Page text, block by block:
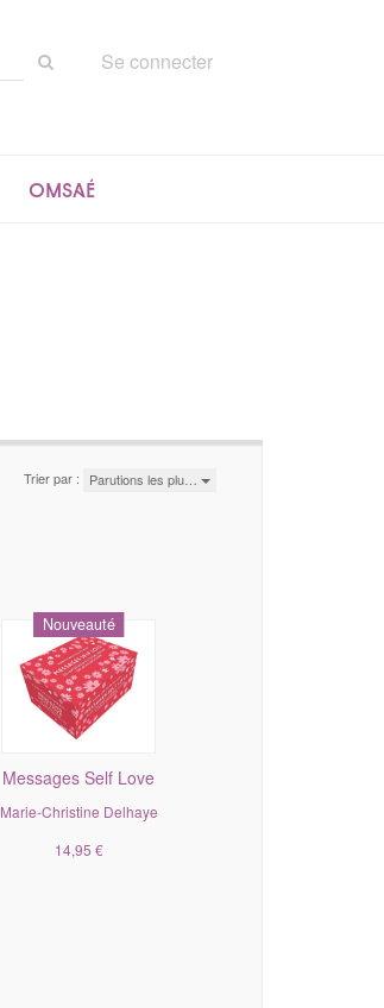
Se connecter
Omsaé
Trier par : Parutions les plu…
Nouveauté
Messages Self Love
Marie-Christine Delhaye
14,95 €